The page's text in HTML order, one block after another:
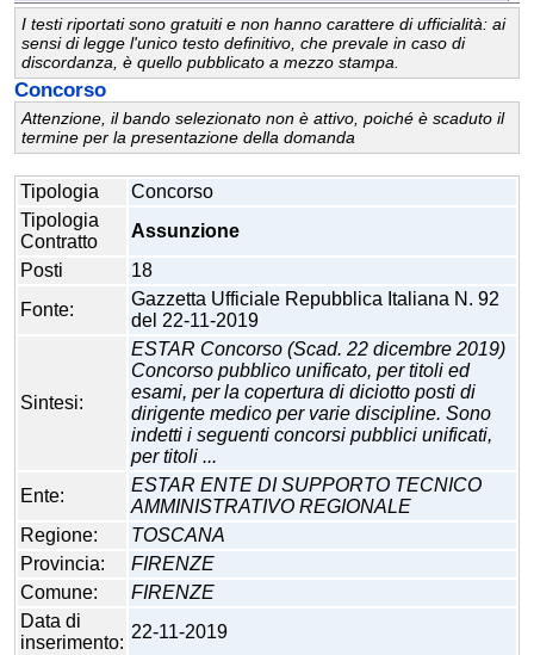
I testi riportati sono gratuiti e non hanno carattere di ufficialità: ai
sensi di legge l'unico testo definitivo, che prevale in caso di
discordanza, è quello pubblicato a mezzo stampa.
Concorso
Attenzione, il bando selezionato non è attivo, poiché è scaduto il
termine per la presentazione della domanda
Tipologia
Concorso
Tipologia
Contratto
Assunzione
Posti
18
Fonte:
Gazzetta Ufficiale Repubblica Italiana N. 92
del 22-11-2019
Sintesi:
ESTAR Concorso (Scad. 22 dicembre 2019)
Concorso pubblico unificato, per titoli ed
esami, per la copertura di diciotto posti di
dirigente medico per varie discipline. Sono
indetti i seguenti concorsi pubblici unificati,
per titoli ...
Ente:
ESTAR ENTE DI SUPPORTO TECNICO
AMMINISTRATIVO REGIONALE
Regione:
TOSCANA
Provincia:
FIRENZE
Comune:
FIRENZE
Data di
inserimento:
22-11-2019